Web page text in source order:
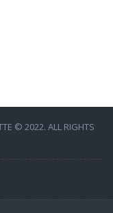
© 2022. ALL RIGHTS